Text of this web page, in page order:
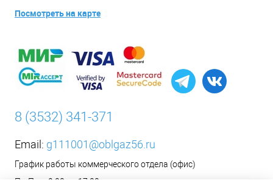
Посмотреть на карте
8 (3532) 341-371
Email: g111001@oblgaz56.ru
График работы коммерческого отдела (офис)